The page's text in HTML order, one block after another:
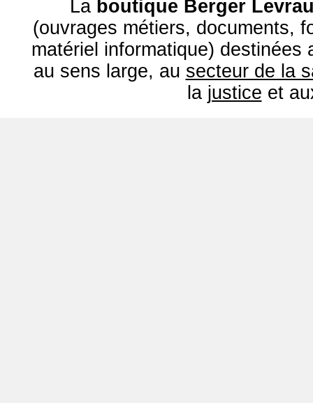
La boutique Berger
(ouvrages métiers, documents,
matériel informatique) destinées
au sens large, au secteur de la
la justice et